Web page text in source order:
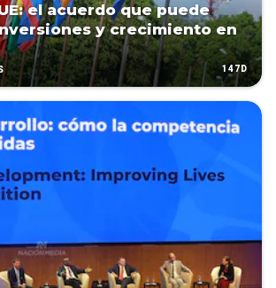
el acuerdo que puede
y crecimiento en
147D